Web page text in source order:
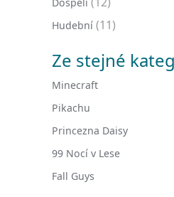
Hudební (11)
Ze stejné
Minecraft
Pikachu
Princezna Daisy
99 Nocí v Lese
Fall Guys